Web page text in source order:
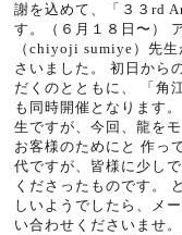
謝を込めて、「３３rd
す。（６月１８日〜）
（chiyoji sumiye）先
さいました。 初日から
だくのとともに、 「角
も同時開催となります
生ですが、今回、龍を
お客様のためにと 作っ
代ですが、皆様に少し
くださったものです。
しいようでしたら、メ
い合わせくださいませ